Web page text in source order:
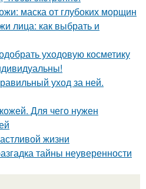
маска от глубоких морщин
лица: как выбрать и
уходовую косметику
уход за ней.
Для чего нужен
жизни
тайны неуверенности